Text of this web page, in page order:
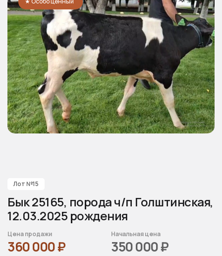
Бык 25165, порода ч/п Голштинская,
12.03.2025 рождения
Лот №15
Цена продажи
360 000₽
Начальная цена
350 000₽